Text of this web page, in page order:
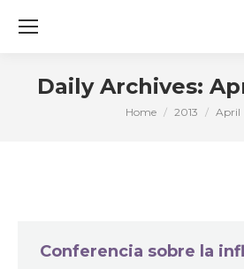
Daily Archives:
You are here:
Home 2013 April
Conferencia sobre la